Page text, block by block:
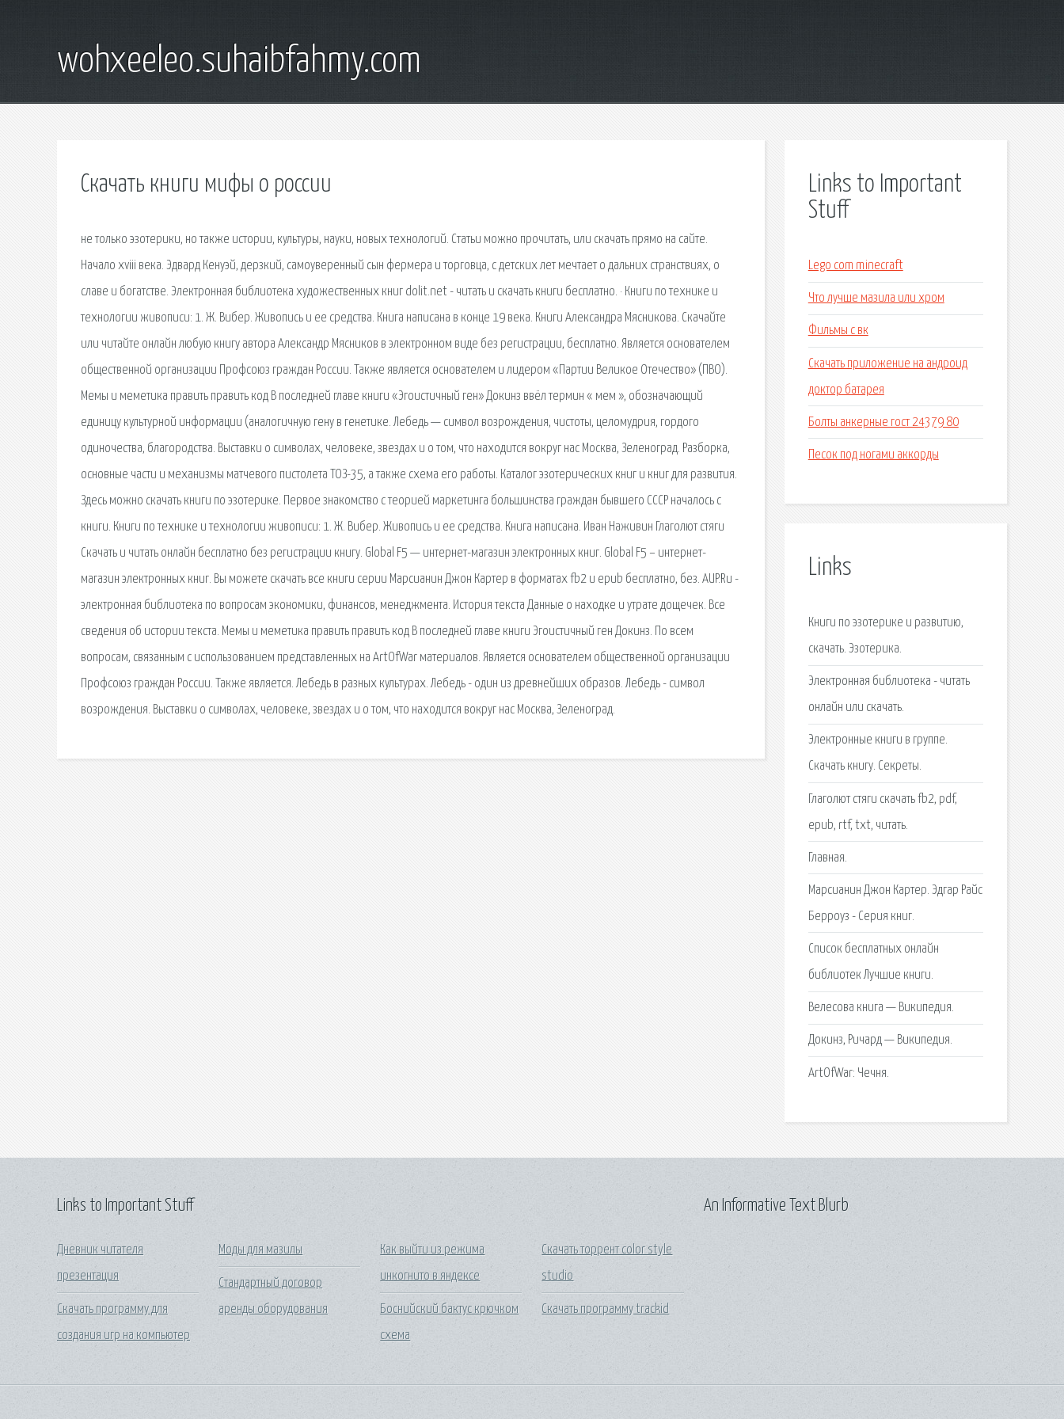
wohxeeleo.suhaibfahmy.com
Скачать книги мифы о россии
не только эзотерики, но также истории, культуры, науки, новых технологий. Статьи можно прочитать, или скачать прямо на сайте.
Начало xviii века. Эдвард Кенуэй, дерзкий, самоуверенный сын фермера и торговца, с детских лет мечтает о дальних странствиях, о
славе и богатстве. Электронная библиотека художественных книг dolit.net - читать и скачать книги бесплатно. · Книги по технике и
технологии живописи: 1. Ж. Вибер. Живопись и ее средства. Книга написана в конце 19 века. Книги Александра Мясникова. Скачайте
или читайте онлайн любую книгу автора Александр Мясников в электронном виде без регистрации, бесплатно. Является основателем
общественной организации Профсоюз граждан России. Также является основателем и лидером «Партии Великое Отечество» (ПВО).
Мемы и меметика править править код В последней главе книги «Эгоистичный ген» Докинз ввёл термин « мем », обозначающий
единицу культурной информации (аналогичную гену в генетике. Лебедь — символ возрождения, чистоты, целомудрия, гордого
одиночества, благородства. Выставки о символах, человеке, звездах и о том, что находится вокруг нас Москва, Зеленоград. Разборка,
основные части и механизмы матчевого пистолета ТОЗ-35, а также схема его работы. Каталог эзотерических книг и книг для развития.
Здесь можно скачать книги по эзотерике. Первое знакомство с теорией маркетинга большинства граждан бывшего СССР началось с
книги. Книги по технике и технологии живописи: 1. Ж. Вибер. Живопись и ее средства. Книга написана. Иван Наживин Глаголют стяги
Скачать и читать онлайн бесплатно без регистрации книгу. Global F5 — интернет-магазин электронных книг. Global F5 – интернет-
магазин электронных книг. Вы можете скачать все книги серии Марсианин Джон Картер в форматах fb2 и epub бесплатно, без. AUP.Ru -
электронная библиотека по вопросам экономики, финансов, менеджмента. История текста Данные о находке и утрате дощечек. Все
сведения об истории текста. Мемы и меметика править править код В последней главе книги Эгоистичный ген Докинз. По всем
вопросам, связанным с использованием представленных на ArtOfWar материалов. Является основателем общественной организации
Профсоюз граждан России. Также является. Лебедь в разных культурах. Лебедь - один из древнейших образов. Лебедь - символ
возрождения. Выставки о символах, человеке, звездах и о том, что находится вокруг нас Москва, Зеленоград.
Links to Important
Stuff
Lego com minecraft
Что лучше мазила или хром
Фильмы с вк
Скачать приложение на андроид
доктор батарея
Болты анкерные гост 24379 80
Песок под ногами аккорды
Links
Книги по эзотерике и развитию,
скачать. Эзотерика.
Электронная библиотека - читать
онлайн или скачать.
Электронные книги в группе.
Скачать книгу. Секреты.
Глаголют стяги скачать fb2, pdf,
epub, rtf, txt, читать.
Главная.
Марсианин Джон Картер. Эдгар Райс
Берроуз - Серия книг.
Список бесплатных онлайн
библиотек Лучшие книги.
Велесова книга — Википедия.
Докинз, Ричард — Википедия.
ArtOfWar: Чечня.
Links to Important Stuff
Дневник читателя
презентация
Скачать программу для
создания игр на компьютер
Моды для мазилы
Стандартный договор
аренды оборудования
Как выйти из режима
инкогнито в яндексе
Боснийский бактус крючком
схема
Скачать торрент color style
studio
Скачать программу trackid
An Informative Text Blurb